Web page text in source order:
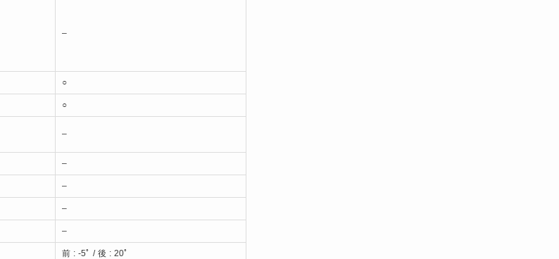
–
○
○
–
–
–
–
–
前 : -5ﾟ / 後 : 20ﾟ